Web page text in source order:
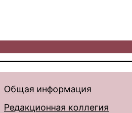
Общая информация
Редакционная коллегия